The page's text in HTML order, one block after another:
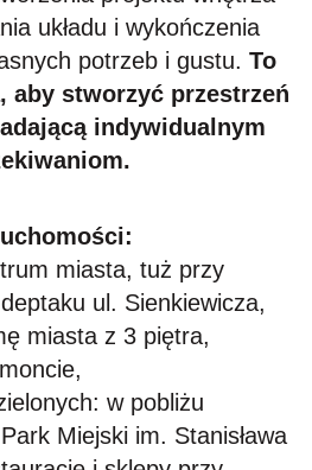
układu i wykończenia
potrzeb i gustu. To
aby stworzyć przestrzeń
indywidualnym
miasta, tuż przy
ul. Sienkiewicza,
miasta z 3 piętra,
w pobliżu
Miejski im. Stanisława